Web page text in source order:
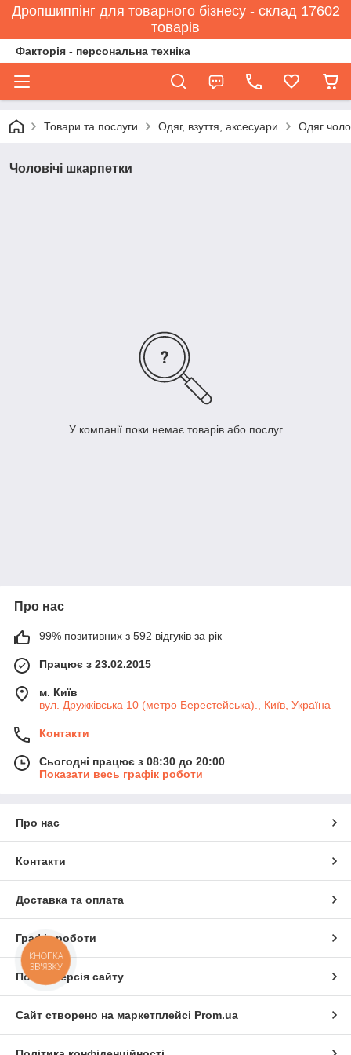
Дропшиппінг для товарного бізнесу - склад 17602
товарів
Факторія - персональна техніка
Товари та послуги Одяг, взуття, аксесуари Одяг
Чоловічі шкарпетки
У компанії поки немає товарів або послуг
Про нас
99% позитивних з 592 відгуків за рік
Працює з 23.02.2015
м. Київ
вул. Дружківська 10 (метро Берестейська)., Київ, Україна
Контакти
Сьогодні працює з 08:30 до 20:00
Показати весь графік роботи
Про нас
Контакти
Доставка та оплата
Графік роботи
Повна версія сайту
Сайт створено на маркетплейсі Prom.ua
КНОПКА
ЗВ'ЯЗКУ